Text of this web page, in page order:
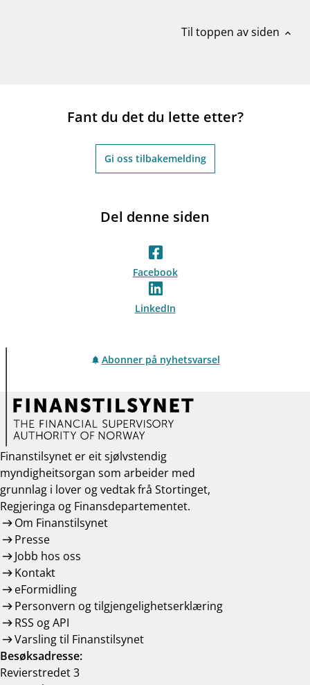
Til toppen av siden expand_less
Fant du det du lette etter?
Gi oss tilbakemelding
Del denne siden
Facebook
LinkedIn
Abonner på nyhetsvarsel
Finanstilsynet er eit sjølvstendig
myndigheitsorgan som arbeider med
grunnlag i lover og vedtak frå Stortinget,
Regjeringa og Finansdepartementet.
Om Finanstilsynet
Presse
Jobb hos oss
Kontakt
eFormidling
Personvern og tilgjengelighetserklæring
RSS og API
Varsling til Finanstilsynet
Besøksadresse:
Revierstredet 3